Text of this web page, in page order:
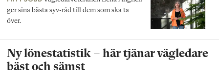
ger sina bästa syv-råd till dem som ska ta
över.
Ny lönestatistik – här tjänar vägledare
bäst och sämst